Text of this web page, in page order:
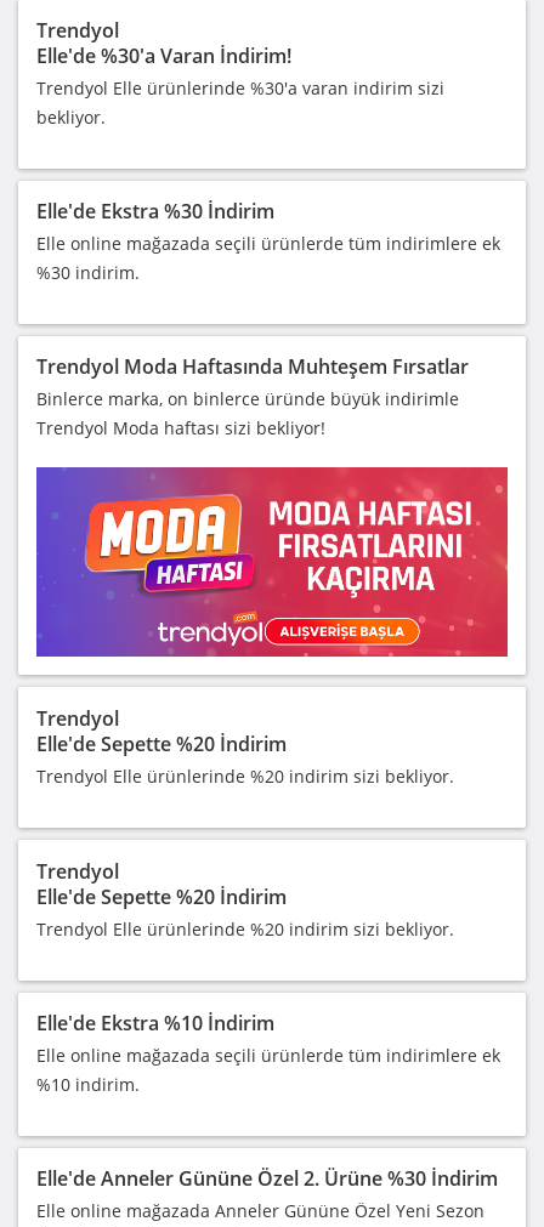
Trendyol
Elle'de %30'a Varan İndirim!
Trendyol Elle ürünlerinde %30'a varan indirim sizi
bekliyor.
Elle'de Ekstra %30 İndirim
Elle online mağazada seçili ürünlerde tüm indirimlere ek
%30 indirim.
Trendyol Moda Haftasında Muhteşem Fırsatlar
Binlerce marka, on binlerce üründe büyük indirimle
Trendyol Moda haftası sizi bekliyor!
Trendyol
Elle'de Sepette %20 İndirim
Trendyol Elle ürünlerinde %20 indirim sizi bekliyor.
Trendyol
Elle'de Sepette %20 İndirim
Trendyol Elle ürünlerinde %20 indirim sizi bekliyor.
Elle'de Ekstra %10 İndirim
Elle online mağazada seçili ürünlerde tüm indirimlere ek
%10 indirim.
Elle'de Anneler Gününe Özel 2. Ürüne %30 İndirim
Elle online mağazada Anneler Gününe Özel Yeni Sezon